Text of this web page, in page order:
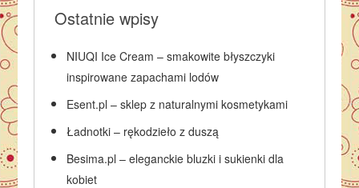
Ostatnie wpisy
NIUQI Ice Cream – smakowite błyszczyki
inspirowane zapachami lodów
Esent.pl – sklep z naturalnymi kosmetykami
Ładnotki – rękodzieło z duszą
Besima.pl – eleganckie bluzki i sukienki dla
kobiet